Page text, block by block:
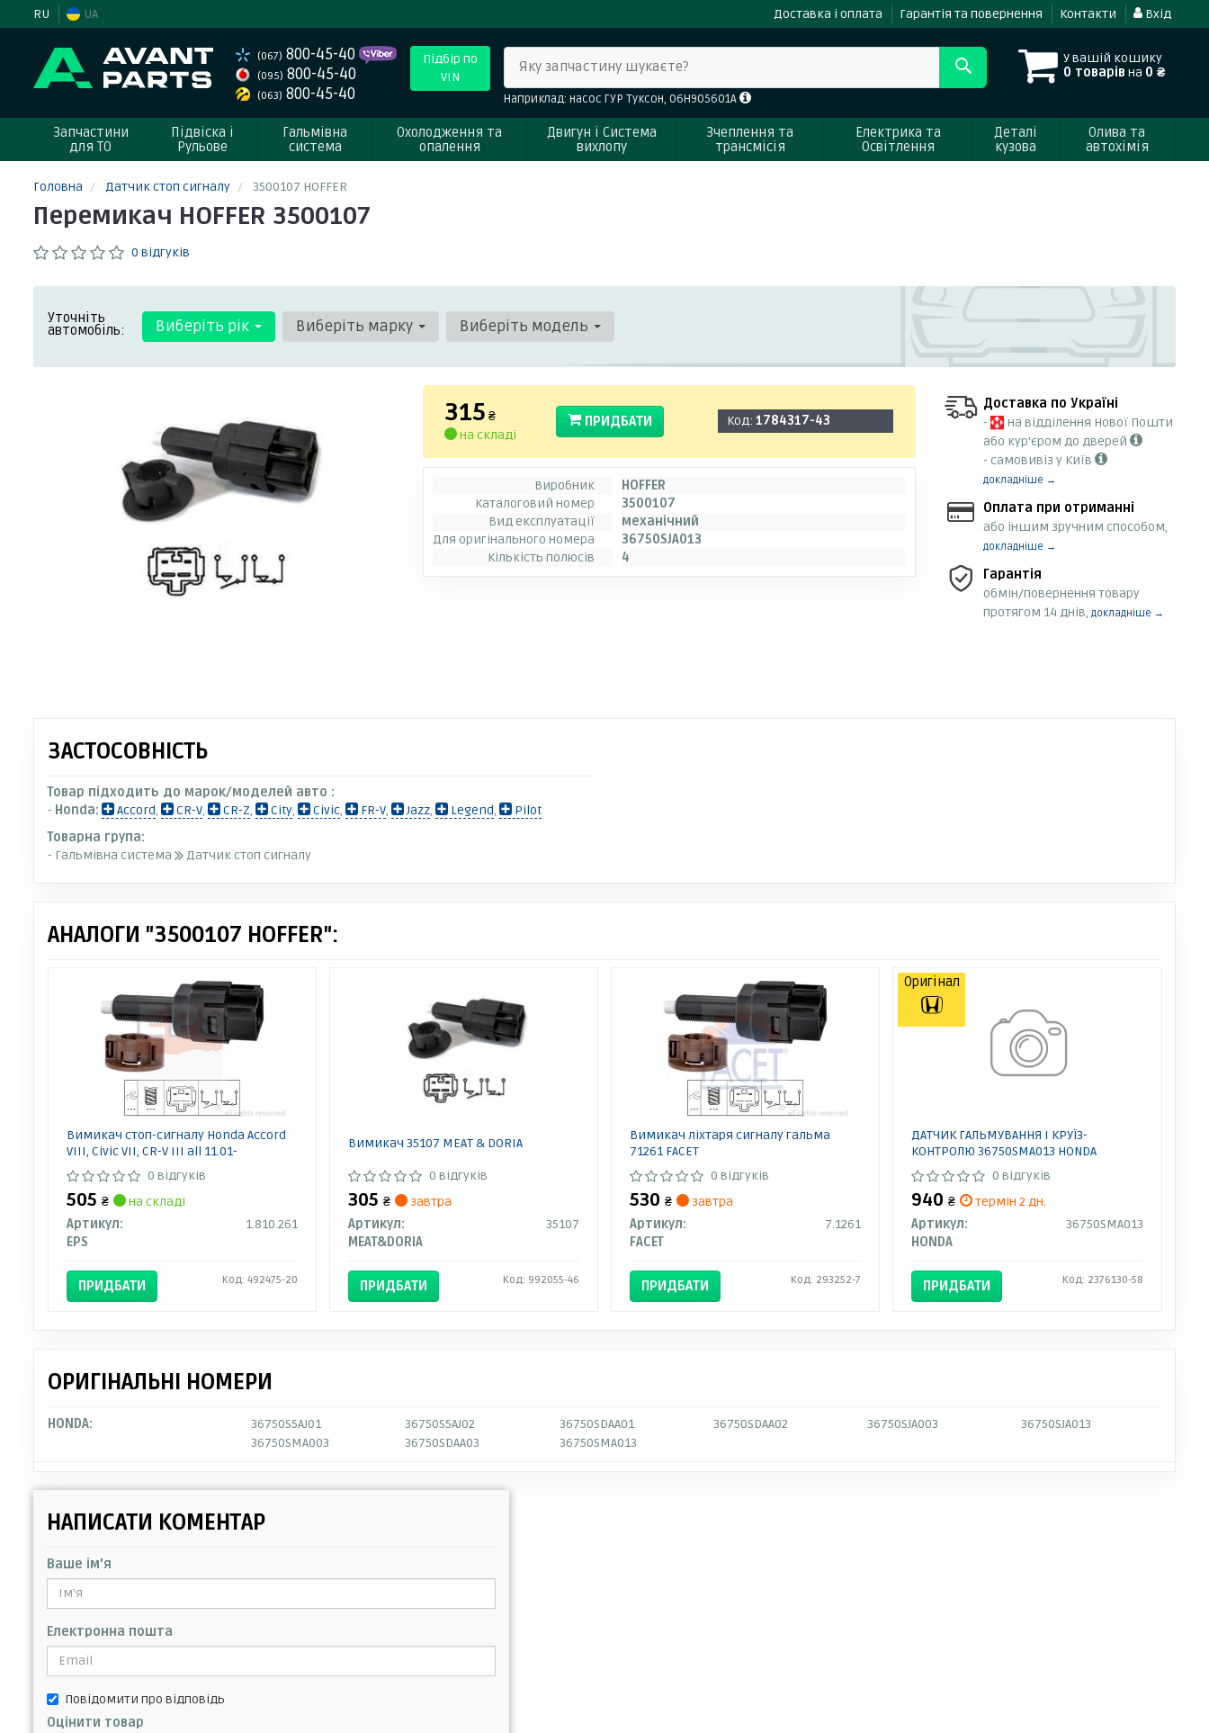
RU UA Доставка і оплата Гарантія та повернення Контакти Вхід
(067) 800-45-40
(095) 800-45-40
(063) 800-45-40
Підбір по
VIN
У вашій кошику
0 товарів на 0 ₴
Яку запчастину шукаєте?
Наприклад: насос ГУР Туксон, 06H905601A
Запчастини
для ТО
Підвіска і
Рульове
Гальмівна
система
Охолодження та
опалення
Двигун і Система
вихлопу
Зчеплення та
трансмісія
Електрика та
Освітлення
Деталі
кузова
Олива та
автохімія
Головна Датчик стоп сигналу 3500107 HOFFER
Перемикач HOFFER 3500107
0 відгуків
Уточніть
автомобіль: Виберіть рік Виберіть марку Виберіть модель
315 ₴
на складі
ПРИДБАТИ Код:1784317-43
Виробник
HOFFER
Каталоговий номер
3500107
Вид експлуатації
механічний
Для оригінального номера
36750SJA013
Кількість полюсів
4
Доставка по Україні
-
на відділення Нової Пошти
або кур'єром до дверей
- самовивіз у Київ
докладніше →
Оплата при отриманні
або іншим зручним способом,
докладніше →
Гарантія
обмін/повернення товару
протягом 14 днів,докладніше →
ЗАСТОСОВНІСТЬ
Товар підходить до марок/моделей авто :
- Honda: Accord, CR-V, CR-Z, City, Civic, FR-V, Jazz, Legend,
Pilot
Товарна група:
- Гальмівна система
Датчик стоп сигналу
АНАЛОГИ "3500107 HOFFER":
Вимикач стоп-сигналу Honda Accord
VIII, Civic VII, CR-V III all 11.01-
0 відгуків
505 ₴
на складі
Артикул:
1.810.261
EPS
ПРИДБАТИ Код: 492475-20
Вимикач 35107 MEAT & DORIA
0 відгуків
305 ₴
завтра
Артикул:
35107
MEAT&DORIA
ПРИДБАТИ Код: 992055-46
Вимикач ліхтаря сигналу гальма
71261 FACET
0 відгуків
530 ₴
завтра
Артикул:
7.1261
FACET
ПРИДБАТИ Код: 293252-7
ДАТЧИК ГАЛЬМУВАННЯ І КРУЇЗ-
КОНТРОЛЮ 36750SMA013 HONDA
0 відгуків
940₴
термін 2 дн.
Артикул:
36750SMA013
HONDA
ПРИДБАТИ Код: 2376130-58
Оригінал
ОРИГІНАЛЬНІ НОМЕРИ
HONDA: 36750S5AJ01 36750S5AJ02 36750SDAA01 36750SDAA02 36750SJA003
36750SJA013
36750SMA003
36750SDAA03 36750SMA013
НАПИСАТИ КОМЕНТАР
Ваше ім'я
Електронна пошта
Повідомити про відповідь
Оцінити товар